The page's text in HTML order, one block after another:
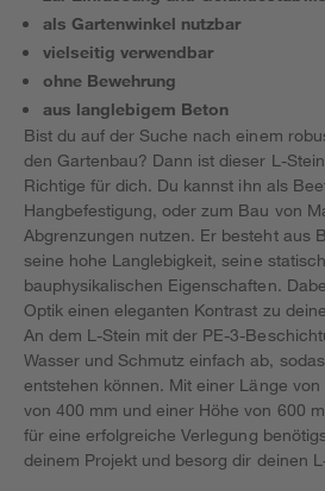
als Gartenwinkel nutzbar
vielseitig verwendbar
ohne Bewehrung
aus langlebigem Beton
Bist du auf der Suche nach einem
den Gartenbau? Dann ist dieser L-
Richtige für dich. Du kannst ihn als
Hangbefestigung, oder zum Bau von
Abgrenzungen nutzen. Er besteht aus
seine hohe Langlebigkeit, seine
bauphysikalischen Eigenschaften.
Optik einen eleganten Kontrast zu
An dem L-Stein mit der PE-3-
Wasser und Schmutz einfach ab,
entstehen können. Mit einer Länge
von 400 mm und einer Höhe von 600
für eine erfolgreiche Verlegung
deinem Projekt und besorg dir deinen